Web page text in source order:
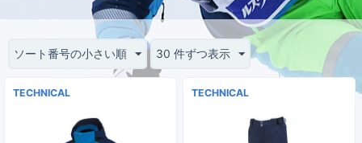
ソート番号の小さい順 30 件ずつ表示
TECHNICAL TECHNICAL